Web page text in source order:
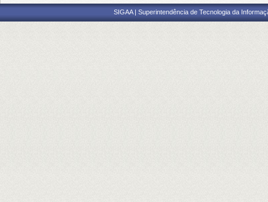
SIGAA | Superintendência de Tecnologia da